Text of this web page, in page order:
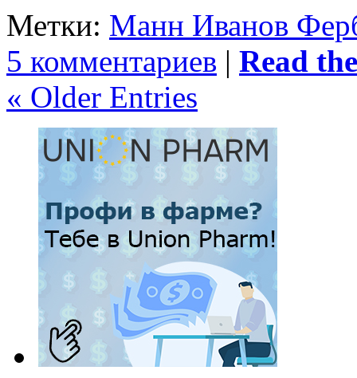
Метки: Манн Иванов
5 комментариев | Read
« Older Entries